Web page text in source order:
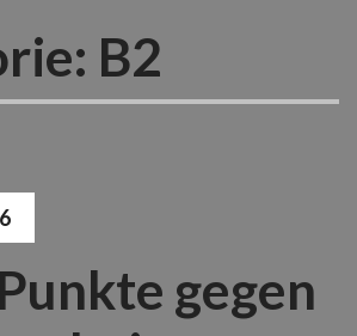
B2
gegen